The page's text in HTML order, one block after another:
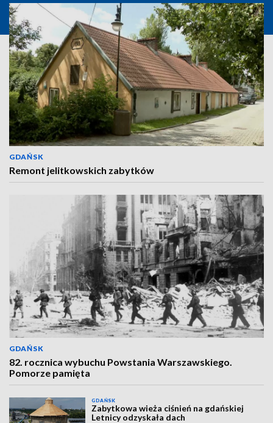
GDAŃSK
Remont jelitkowskich zabytków
GDAŃSK
82. rocznica wybuchu Powstania Warszawskiego.
Pomorze pamięta
GDAŃSK
Zabytkowa wieża ciśnień na gdańskiej
Letnicy odzyskała dach